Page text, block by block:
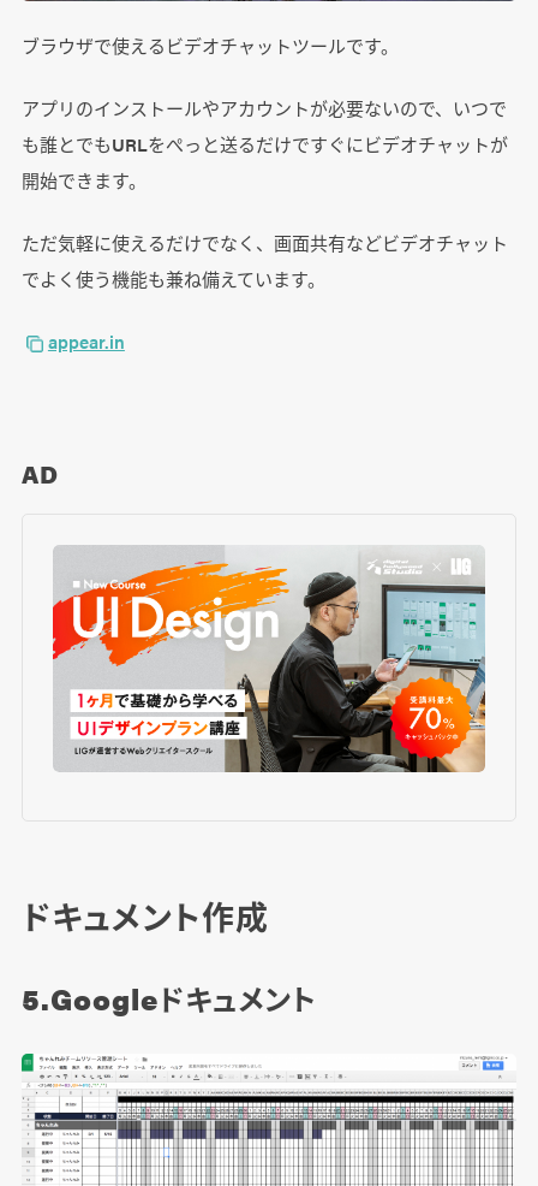
ブラウザで使えるビデオチャットツールです。
アプリのインストールやアカウントが必要ないので、いつで
も誰とでもURLをぺっと送るだけですぐにビデオチャットが
開始できます。
ただ気軽に使えるだけでなく、画面共有などビデオチャット
でよく使う機能も兼ね備えています。
appear.in
AD
ドキュメント作成
5.Googleドキュメント